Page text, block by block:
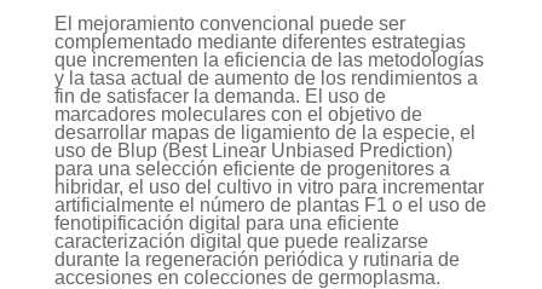
El mejoramiento convencional puede ser
complementado mediante diferentes estrategias
que incrementen la eficiencia de las metodologías
y la tasa actual de aumento de los rendimientos a
fin de satisfacer la demanda. El uso de
marcadores moleculares con el objetivo de
desarrollar mapas de ligamiento de la especie, el
uso de Blup (Best Linear Unbiased Prediction)
para una selección eficiente de progenitores a
hibridar, el uso del cultivo in vitro para incrementar
artificialmente el número de plantas F1 o el uso de
fenotipificación digital para una eficiente
caracterización digital que puede realizarse
durante la regeneración periódica y rutinaria de
accesiones en colecciones de germoplasma.